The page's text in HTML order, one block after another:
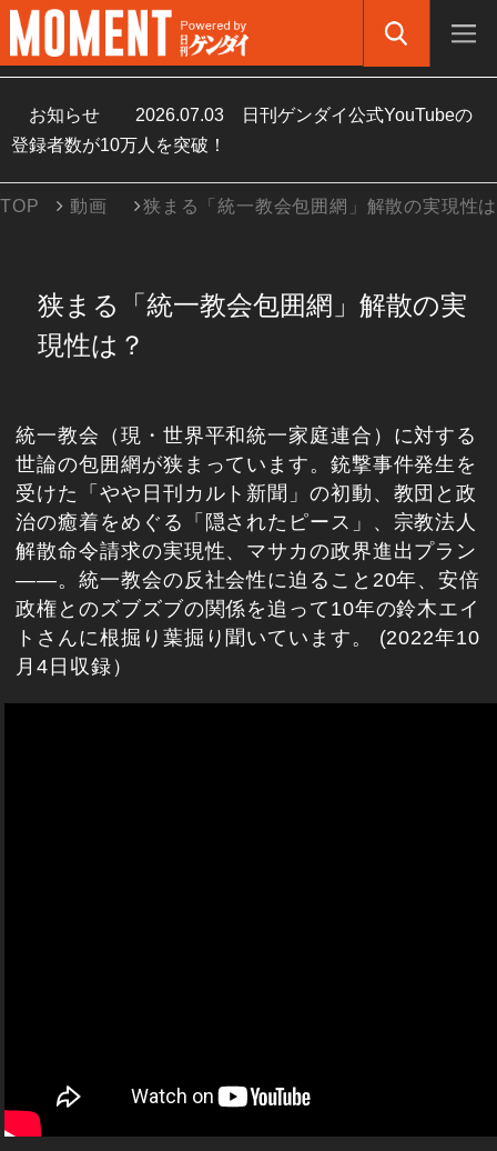
お知らせ 2026.07.03
日刊ゲンダイ公式YouTubeの
登録者数が10万人を突破！
TOP 動画 狭まる「統一教会包囲網」解散の実現性
狭まる「統一教会包囲網」解散の実
現性は？
統一教会（現・世界平和統一家庭連合）に対する
世論の包囲網が狭まっています。銃撃事件発生を
受けた「やや日刊カルト新聞」の初動、教団と政
治の癒着をめぐる「隠されたピース」、宗教法人
解散命令請求の実現性、マサカの政界進出プラン
――。統一教会の反社会性に迫ること20年、安倍
政権とのズブズブの関係を追って10年の鈴木エイ
トさんに根掘り葉掘り聞いています。 (2022年10
月4日収録）